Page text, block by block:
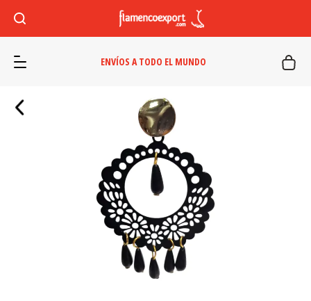
ENVÍOS A TODO EL MUNDO